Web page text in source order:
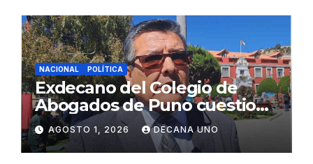
NACIONAL POLÍTICA
Exdecano del Colegio de
Abogados de Puno cuestiona
propuestas sobre seguridad
ciudadana
AGOSTO 1, 2026 DECANA UNO